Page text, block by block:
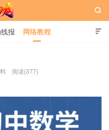

报 网络教程

阅读(377)